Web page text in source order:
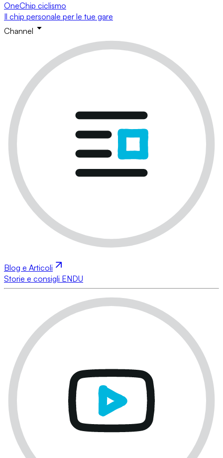
OneChip ciclismo
Il chip personale per le tue gare
Channel
Blog e Articoli
Storie e consigli ENDU